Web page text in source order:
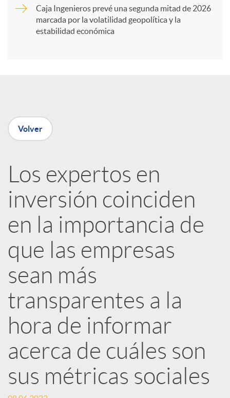
n
e
d
e
s
S
o
c
Caja Ingenieros prevé una segunda mitad de 2026
marcada por la volatilidad geopolítica y la
estabilidad económica
Volver
Los expertos en
inversión coinciden
en la importancia de
que las empresas
sean más
transparentes a la
hora de informar
acerca de cuáles son
sus métricas sociales